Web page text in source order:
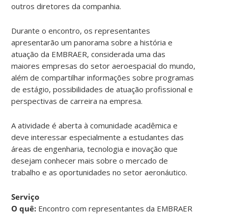
outros diretores da companhia.
Durante o encontro, os representantes
apresentarão um panorama sobre a história e
atuação da EMBRAER, considerada uma das
maiores empresas do setor aeroespacial do mundo,
além de compartilhar informações sobre programas
de estágio, possibilidades de atuação profissional e
perspectivas de carreira na empresa.
A atividade é aberta à comunidade acadêmica e
deve interessar especialmente a estudantes das
áreas de engenharia, tecnologia e inovação que
desejam conhecer mais sobre o mercado de
trabalho e as oportunidades no setor aeronáutico.
Serviço
O quê: Encontro com representantes da EMBRAER